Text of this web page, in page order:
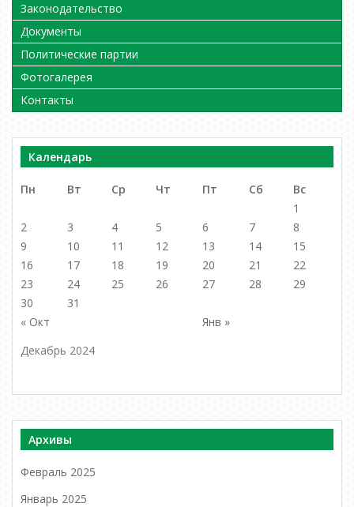
Законодательство
Документы
Политические партии
Фотогалерея
Контакты
Календарь
Декабрь 2024
Пн Вт Ср Чт Пт Сб Вс
« Окт Янв »
1
2
3 4 5 6 7
8
9
10 11 12 13 14
15
16
17 18 19 20 21
22
23
24 25 26 27 28
29
30
31
Архивы
Февраль 2025
Январь 2025